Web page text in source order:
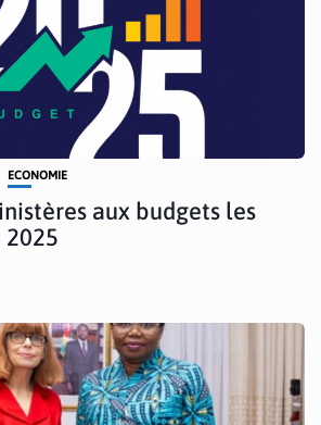
ECONOMIE
aux budgets les
2025